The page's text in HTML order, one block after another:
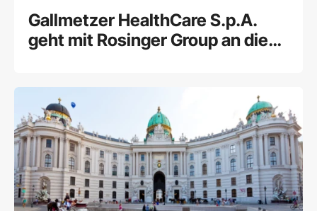
Gallmetzer HealthCare S.p.A.
geht mit Rosinger Group an die